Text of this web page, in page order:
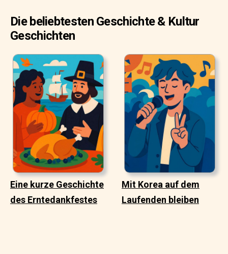
Die beliebtesten Geschichte & Kultur
Geschichten
Eine kurze Geschichte
des Erntedankfestes
Mit Korea auf dem
Laufenden bleiben